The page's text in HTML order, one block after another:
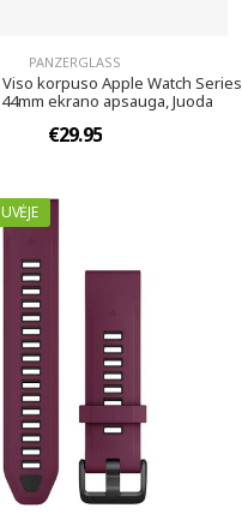
PANZERGLASS
korpuso Apple Watch Series
ekrano apsauga, Juoda
€29.95